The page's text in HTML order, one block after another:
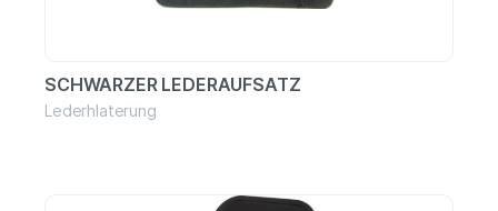
SCHWARZER LEDERAUFSATZ
Lederhlaterung